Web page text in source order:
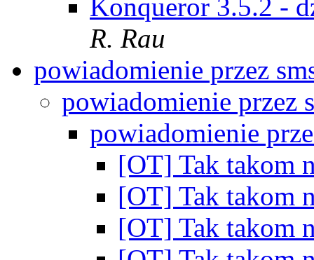
Konqueror 3.5.2 -
R. Rau
powiadomienie przez
powiadomienie przez
powiadomienie
[OT] Tak takom
[OT] Tak takom
[OT] Tak takom